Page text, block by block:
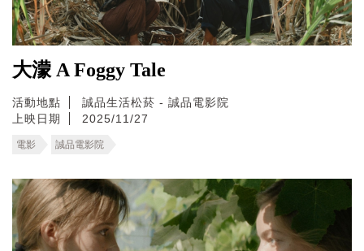
大濛 A Foggy Tale
活動地點
誠品生活松菸 - 誠品電影院
上映日期
2025/11/27
電影 誠品電影院